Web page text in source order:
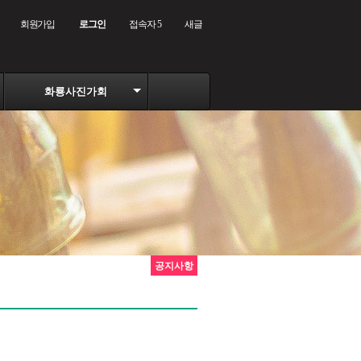
회원가입 로그인 접속자 5 새글
화룡사진가회
공지사항